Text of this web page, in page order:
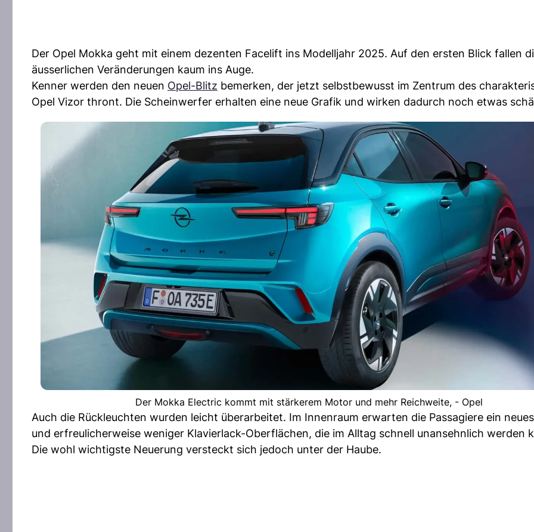
Der Opel Mokka geht mit einem dezenten Facelift ins Modelljahr 2025. Auf den ersten Blick fallen
äusserlichen Veränderungen kaum ins Auge.
Kenner werden den neuen Opel-Blitz bemerken, der jetzt selbstbewusst im Zentrum des
Opel Vizor thront. Die Scheinwerfer erhalten eine neue Grafik und wirken dadurch noch etwas
Der Mokka Electric kommt mit stärkerem Motor und mehr Reichweite, - Opel
Auch die Rückleuchten wurden leicht überarbeitet. Im Innenraum erwarten die Passagiere ein
und erfreulicherweise weniger Klavierlack-Oberflächen, die im Alltag schnell unansehnlich werden
Die wohl wichtigste Neuerung versteckt sich jedoch unter der Haube.